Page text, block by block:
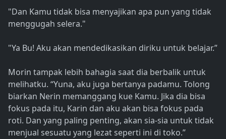
"Dan Kamu tidak bisa menyajikan apa pun yang tidak
menggugah selera."
"Ya Bu! Aku akan mendedikasikan diriku untuk belajar.”
Morin tampak lebih bahagia saat dia berbalik untuk
melihatku. “Yuna, aku juga bertanya padamu. Tolong
biarkan Nerin memanggang kue Kamu. Jika dia bisa
fokus pada itu, Karin dan aku akan bisa fokus pada
roti. Dan yang paling penting, akan sia-sia untuk tidak
menjual sesuatu yang lezat seperti ini di toko.”